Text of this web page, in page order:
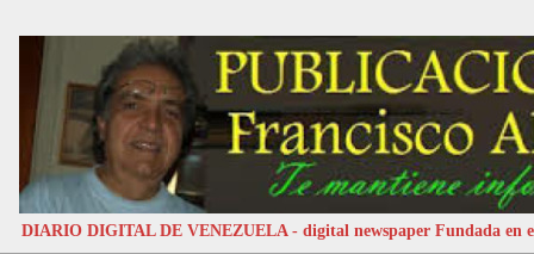
DIARIO DIGITAL DE VENEZUELA - digital newspaper Fundada en